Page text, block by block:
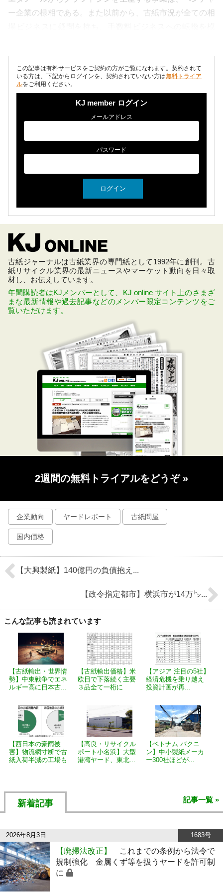
ー企業の様相である。また以前から、古紙市況が全ての相
この記事は有料サービスをご契約の方がご覧になれます。契約されて
いる方は、下記からログインを、契約されていない方は無料トライア
ルをご利用ください。
KJ member ログイン
メールアドレス
パスワード
古紙ジャーナルは古紙業界の専門紙として1992年に創刊。古
紙リサイクル業界の最新ニュースやマーケット動向を日々取
材し、お伝えしています。
年間購読者はKJメンバーとして、KJ online サイト上のさまざ
まな最新情報や過去記事などのメンバー限定コンテンツをご
覧いただけます。
2週間の無料トライアルをどうぞ »
企業動向 ヤードレポート 古紙問屋
国内価格
【大興製紙】140億円の負債抱え...
【政令指定都市】横浜市が14万㌧...
こんな記事も読まれています
【古紙輸出・世界情
勢】中東戦争でエネ
ルギー高に日本古...
【古紙輸出価格】米
欧日で下落続く主要
３品全て一桁に
【アジア 注目の5社】
経済危機を乗り越え
投資計画が再...
【西日本の豪雨被
害】物流網寸断で古
紙入荷半減の工場も
【高良・リサイクル
ポート小名浜】大型
港湾ヤード、東北...
【ベトナム バクニ
ン】中小製紙メーカ
ー300社ほどが...
新着記事 記事一覧 »
2026年8月3日 1683号
【廃掃法改正】
これまでの条例から法令で
規制強化 金属くず等を扱うヤードを許可制
に